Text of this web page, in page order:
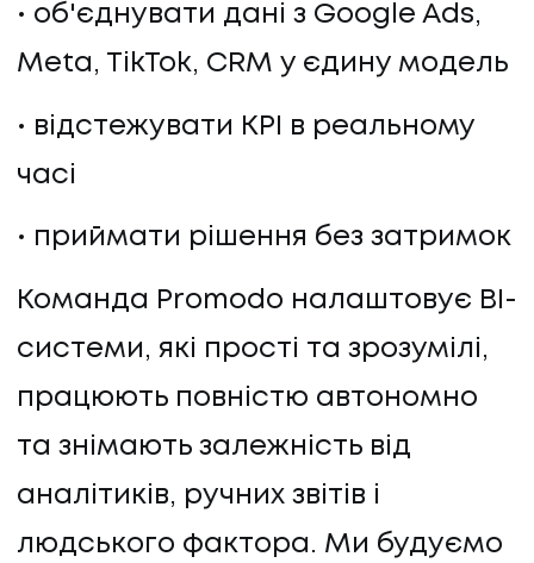
об'єднувати дані з Google Ads,
Meta, TikTok, CRM у єдину модель
відстежувати KPI в реальному
часі
приймати рішення без затримок
Команда Promodo налаштовує BI-
системи, які прості та зрозумілі,
працюють повністю автономно
та знімають залежність від
аналітиків, ручних звітів і
людського фактора. Ми будуємо